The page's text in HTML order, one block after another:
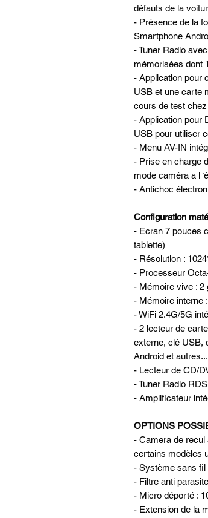
défauts de la
- Présence de la
Smartphone
- Tuner Radio
mémorisées dont
- Application pour
USB et une carte
cours de test
- Application pour
USB pour utiliser
- Menu AV-IN
- Prise en charge
mode caméra a l
- Antichoc
Configuration
- Ecran 7 pouces
tablette)
- Résolution :
- Processeur
- Mémoire vive : 2
- Mémoire interne
- WiFi 2.4G/5G
- 2 lecteur de
externe, clé USB,
Android et autres...
- Lecteur de CD/
- Tuner Radio RDS
- Amplificateur
OPTIONS
- Camera de recul
certains modèles
- Système sans fil
- Filtre anti
- Micro déporté :
- Extension de la